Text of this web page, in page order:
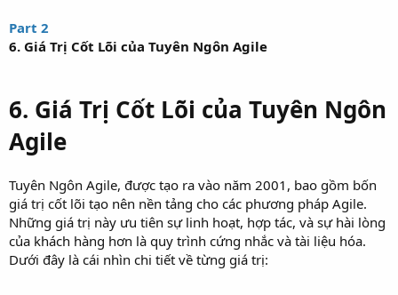
Part 2
6. Giá Trị Cốt Lõi của Tuyên Ngôn Agile
6. Giá Trị Cốt Lõi của Tuyên Ngôn
Agile
Tuyên Ngôn Agile, được tạo ra vào năm 2001, bao gồm bốn
giá trị cốt lõi tạo nên nền tảng cho các phương pháp Agile.
Những giá trị này ưu tiên sự linh hoạt, hợp tác, và sự hài lòng
của khách hàng hơn là quy trình cứng nhắc và tài liệu hóa.
Dưới đây là cái nhìn chi tiết về từng giá trị: